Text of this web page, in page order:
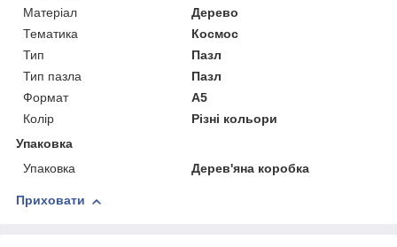
Матеріал
Дерево
Тематика
Космос
Тип
Пазл
Тип пазла
Пазл
Формат
A5
Колір
Різні кольори
Упаковка
Упаковка
Дерев'яна коробка
Приховати